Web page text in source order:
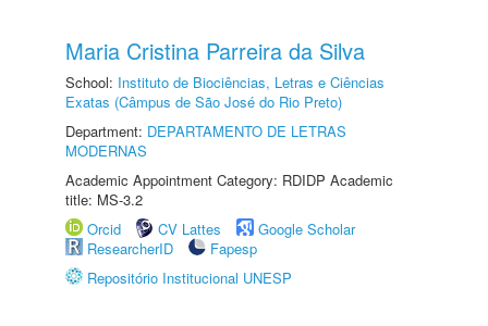
Maria Cristina Parreira da Silva
School: Instituto de Biociências, Letras e Ciências
Exatas (Câmpus de São José do Rio Preto)
Department: DEPARTAMENTO DE LETRAS
MODERNAS
Academic Appointment Category: RDIDP Academic
title: MS-3.2
Orcid
CV Lattes
Google Scholar
ResearcherID
Fapesp
Repositório Institucional UNESP